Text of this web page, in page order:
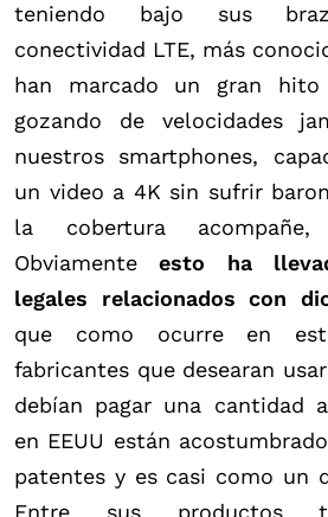
teniendo bajo sus
conectividad LTE, más
han marcado un gran
gozando de velocidades
nuestros smartphones,
un video a 4K sin sufrir
la cobertura
Obviamenteesto ha
legales relacionados con
que como ocurre en
fabricantes que desearan
debían pagar una cantidad
en EEUU están
patentes y es casi como un
Entre sus productos